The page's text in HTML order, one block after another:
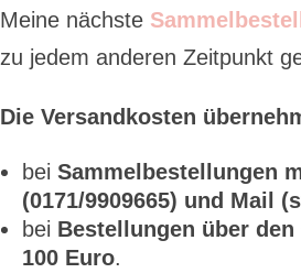
Meine nächste
zu jedem anderen Zeitpunkt
Die Versandkosten
beiSammelbestellungen
(0171/9909665) und Mail
bei Bestellungen über
100 Euro.